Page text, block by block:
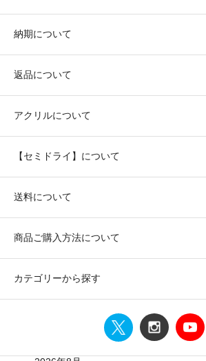
納期について
返品について
アクリルについて
【セミドライ】について
送料について
商品ご購入方法について
カテゴリーから探す